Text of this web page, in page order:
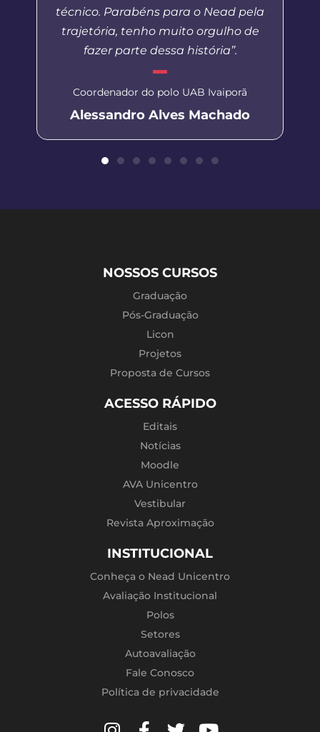
técnico. Parabéns para o Nead pela
trajetória, tenho muito orgulho de
fazer parte dessa história”.
Coordenador do polo UAB Ivaiporã
Alessandro Alves Machado
NOSSOS CURSOS
Graduação
Pós-Graduação
Licon
Projetos
Proposta de Cursos
ACESSO RÁPIDO
Editais
Notícias
Moodle
AVA Unicentro
Vestibular
Revista Aproximação
INSTITUCIONAL
Conheça o Nead Unicentro
Avaliação Institucional
Polos
Setores
Autoavaliação
Fale Conosco
Política de privacidade